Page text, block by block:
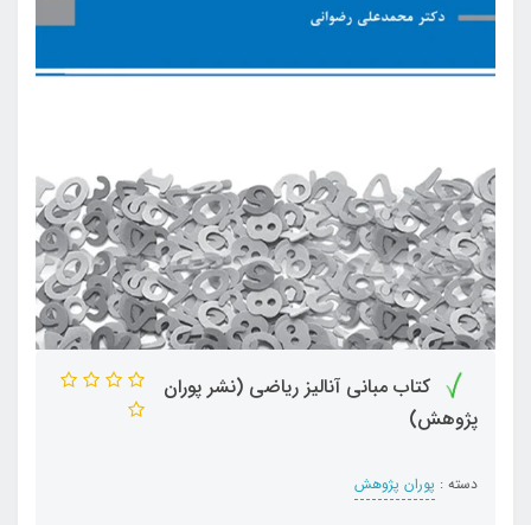
کتاب مبانی آنالیز ریاضی (نشر پوران
پژوهش)
دسته : پوران پژوهش